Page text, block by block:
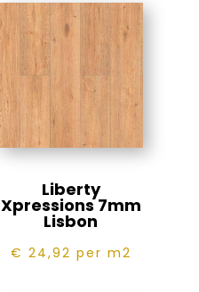
Liberty
Xpressions 7mm
Lisbon
€ 24,92 per m2